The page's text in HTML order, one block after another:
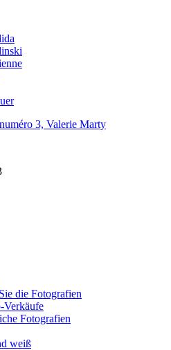
die Fotografien
Verkäufe
Fotografien
weiß